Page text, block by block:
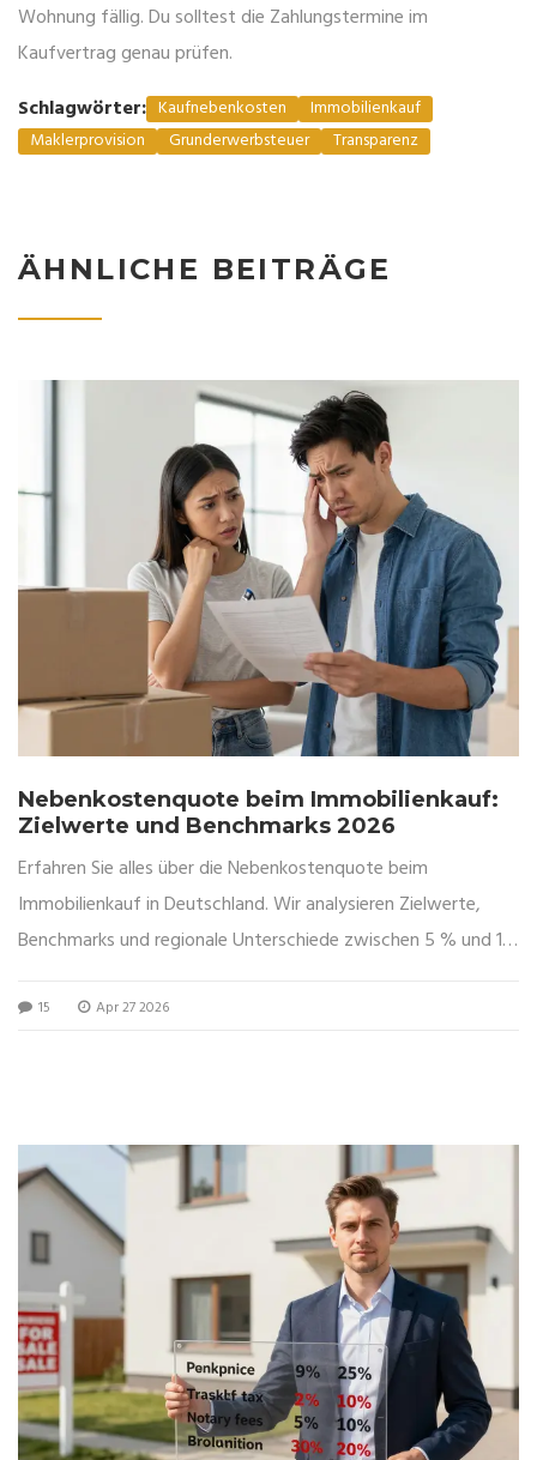
Wohnung fällig. Du solltest die Zahlungstermine im
Kaufvertrag genau prüfen.
Schlagwörter: Kaufnebenkosten
Immobilienkauf
Maklerprovision
Grunderwerbsteuer Transparenz
ÄHNLICHE BEITRÄGE
Nebenkostenquote beim Immobilienkauf:
Zielwerte und Benchmarks 2026
Erfahren Sie alles über die Nebenkostenquote beim
Immobilienkauf in Deutschland. Wir analysieren Zielwerte,
Benchmarks und regionale Unterschiede zwischen 5 % und 15
15 Apr 27 2026